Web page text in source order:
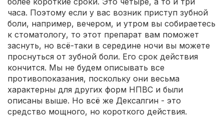
часа. Поэтому если у вас возник приступ зубной
боли, например, вечером, и утром вы собираетесь
к стоматологу, то этот препарат вам поможет
заснуть, но всё-таки в середине ночи вы можете
проснуться от зубной боли. Его срок действия
кончится. Мы не будем описывать все
противопоказания, поскольку они весьма
характерны для других форм НПВС и были
описаны выше. Но всё же Дексалгин - это
средство мощного, но короткого действия.